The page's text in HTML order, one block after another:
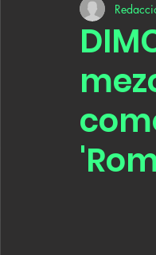
Industria